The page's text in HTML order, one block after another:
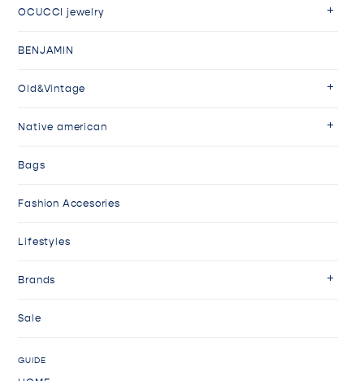
OCUCCI jewelry
BENJAMIN
Old&Vintage
Native american
Bags
Fashion Accesories
Lifestyles
Brands
Sale
GUIDE